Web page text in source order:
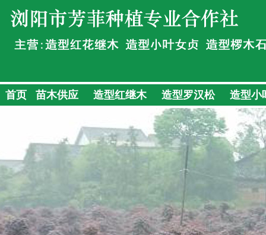
首页 苗木供应 造型红继木 造型罗汉松 造型小